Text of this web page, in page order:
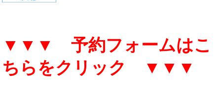
▼▼▼ 予約フォームはこ
ちらをクリック ▼▼▼